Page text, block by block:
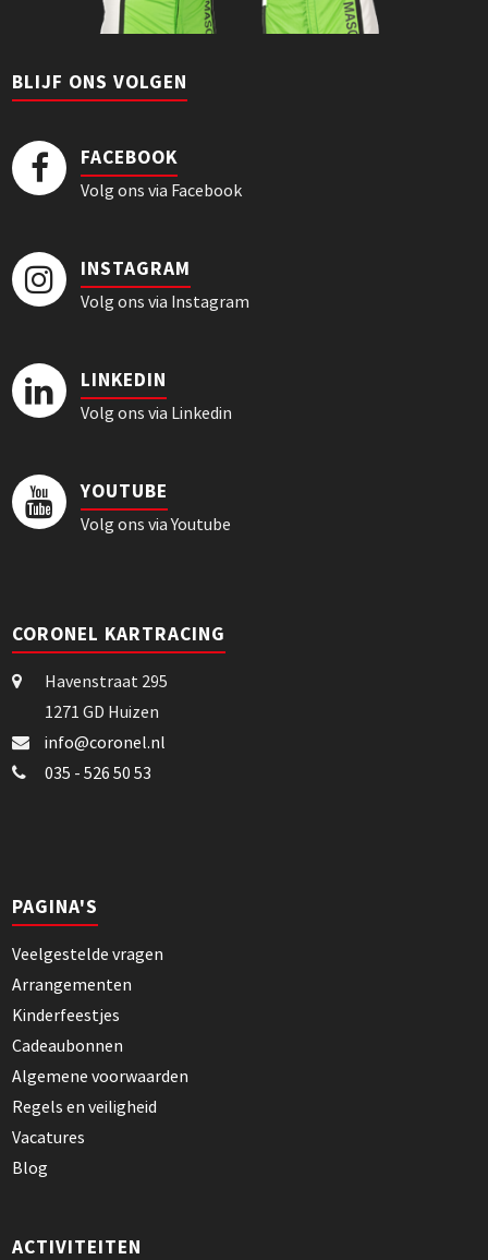
BLIJF ONS VOLGEN
FACEBOOK
Volg ons via Facebook
INSTAGRAM
Volg ons via Instagram
LINKEDIN
Volg ons via Linkedin
YOUTUBE
Volg ons via Youtube
CORONEL KARTRACING
Havenstraat 295
1271 GD Huizen
info@coronel.nl
035 - 526 50 53
PAGINA'S
Veelgestelde vragen
Arrangementen
Kinderfeestjes
Cadeaubonnen
Algemene voorwaarden
Regels en veiligheid
Vacatures
Blog
ACTIVITEITEN